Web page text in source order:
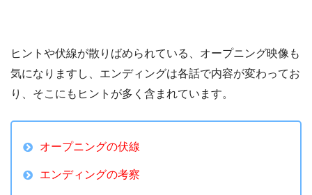
ヒントや伏線が散りばめられている、オープニング映像も
気になりますし、エンディングは各話で内容が変わってお
り、そこにもヒントが多く含まれています。
オープニングの伏線
エンディングの考察